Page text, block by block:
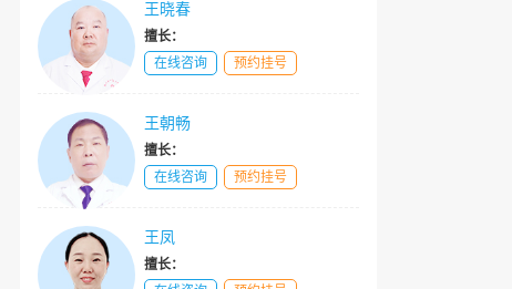
王晓春
擅长：
在线咨询
预约挂号
王朝畅
擅长：
在线咨询
预约挂号
王凤
擅长：